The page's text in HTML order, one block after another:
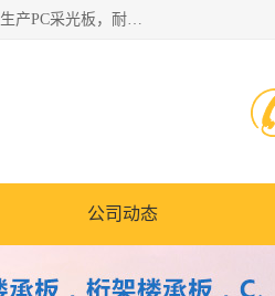
郑州鑫纵建材有限公司供应阳光板，彩钢板，彩钢钢构工程是一家集生产销售租赁安装于一体的企业，主要生产PC采光板，耐力板，仿古琉璃采光板，岩棉板、彩钢压型板、镀锌压型板、桁架楼承板，C、Z型钢檩条、围挡板、轻钢结构，阳光温室大棚等新型建材产品。公司旗下有多台移动式高空压瓦机租赁，承接全国各地业务，专业对外租赁各种型号压瓦机。
公司动态